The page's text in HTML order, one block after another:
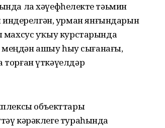
ла хәүефһеҙлекте тәьмин
урман янғындарын
махсус уҡыу курстарында
меңдән ашыу һыу сығанағы,
үткәүелдәр
объекттары
кәрәклеге тураһында